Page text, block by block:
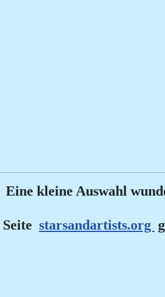
Eine kleine Auswahl
starsandartists.org